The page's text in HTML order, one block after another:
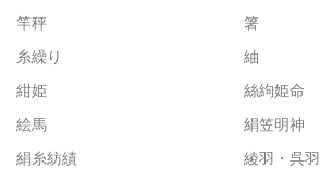
竿秤
箸
糸繰り
紬
紺姫
絲絇姫命
絵馬
絹笠明神
絹糸紡績
綾羽・呉羽